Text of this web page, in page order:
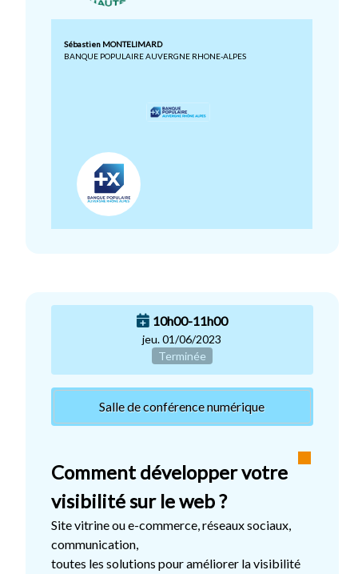
Sébastien MONTELIMARD
BANQUE POPULAIRE AUVERGNE RHONE-ALPES
10h00-11h00
jeu. 01/06/2023
Terminée
Salle de conférence numérique
Comment développer votre
visibilité sur le web ?
Site vitrine ou e-commerce, réseaux sociaux,
communication,
toutes les solutions pour améliorer la visibilité